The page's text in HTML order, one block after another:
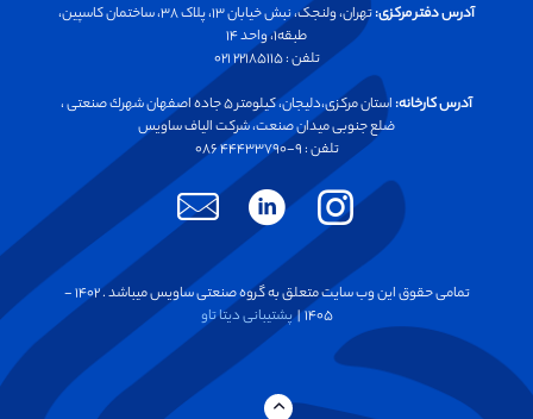
آدرس دفتر مرکزی:
تهران، ولنجک، نبش خیابان ۱۳، پلاک ۳۸، ساختمان کاسپین،
طبقه۱، واحد ۱۴
تلفن :‌ ۲۲۱۸۵۱۱۵ ۰۲۱
آدرس کارخانه:
استان مرکزی،دليجان، كيلومتر ۵ جاده اصفهان شهرك صنعتی ،
ضلع جنوبی ميدان صنعت، شركت الياف ساويس
تلفن :‌ ۹-۴۴۴۳۳۷۹۰ ۰۸۶
تمامی حقوق این وب سایت متعلق به گروه صنعتی ساویس میباشد . ۱۴۰۲ -
۱۴۰۵ | پشتیبانی دیتا تاو